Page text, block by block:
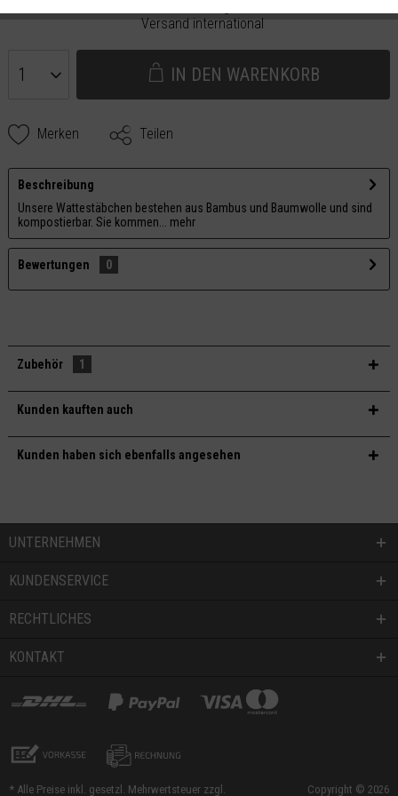
Versand international
IN DEN WARENKORB
Merken Teilen
Beschreibung
Unsere Wattestäbchen bestehen aus Bambus und Baumwolle und sind
kompostierbar. Sie kommen...
mehr
Bewertungen 0
Zubehör 1
Kunden kauften auch
Kunden haben sich ebenfalls angesehen
UNTERNEHMEN
KUNDENSERVICE
RECHTLICHES
KONTAKT
* Alle Preise inkl. gesetzl. Mehrwertsteuer zzgl. Copyright © 2026